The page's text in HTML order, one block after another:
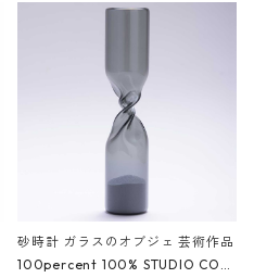
砂時計 ガラスのオブジェ 芸術作品
100percent 100% STUDIO COH